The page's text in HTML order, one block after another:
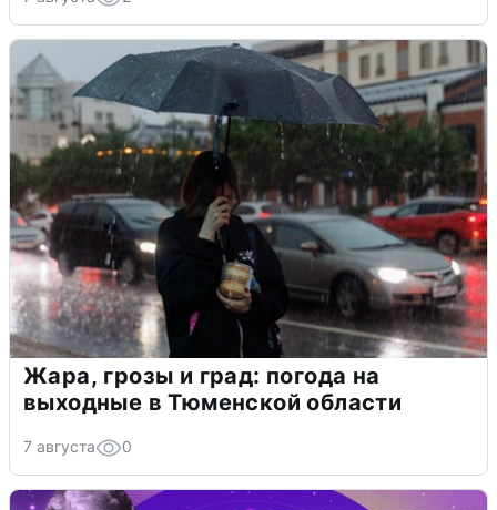
Жара, грозы и град: погода на
выходные в Тюменской области
7 августа 0